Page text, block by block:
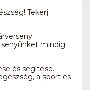
Tekerj
mindig
és segítése.
a sport és